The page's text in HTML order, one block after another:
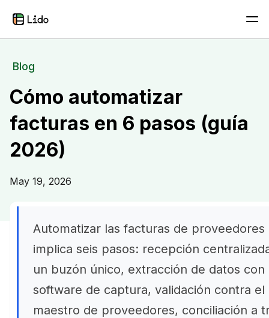
Blog
Cómo automatizar
facturas en 6 pasos (guía
2026)
May 19, 2026
Automatizar las facturas de proveedores
implica seis pasos: recepción
un buzón único, extracción de datos con
software de captura, validación contra el
maestro de proveedores, conciliación a